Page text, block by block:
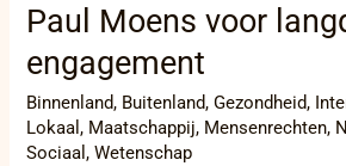
Paul Moens voor
engagement
Binnenland, Buitenland,Gezondheid,
Lokaal, Maatschappij, Mensenrechten,
Sociaal,Wetenschap